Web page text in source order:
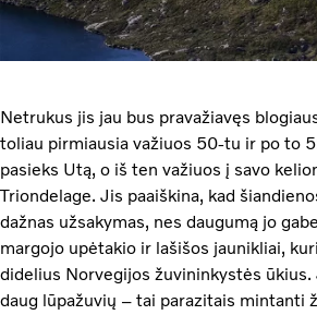
Netrukus jis jau bus pravažiavęs
toliau pirmiausia važiuos 50-tu ir po to
pasieks Utą, o iš ten važiuos į savo
Triondelage. Jis paaiškina, kad
dažnas užsakymas, nes daugumą jo
margojo upėtakio ir lašišos jaunikliai,
didelius Norvegijos žuvininkystės ūkius.
daug lūpažuvių – tai parazitais mintanti